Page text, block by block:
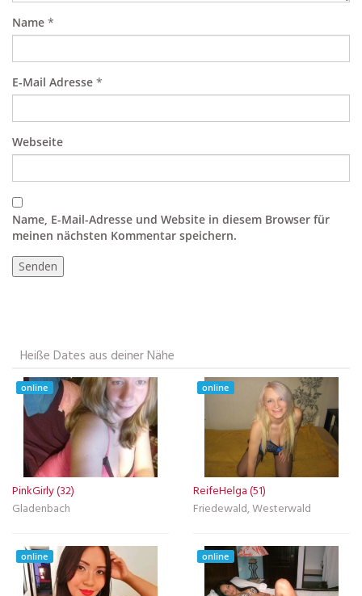
Name *
E-Mail Adresse *
Webseite
Name, E-Mail-Adresse und Website in diesem Browser für
meinen nächsten Kommentar speichern.
Heiße Dates aus deiner Nähe
online
PinkGirly (32)
Gladenbach
online
ReifeHelga (51)
Friedewald, Westerwald
online online